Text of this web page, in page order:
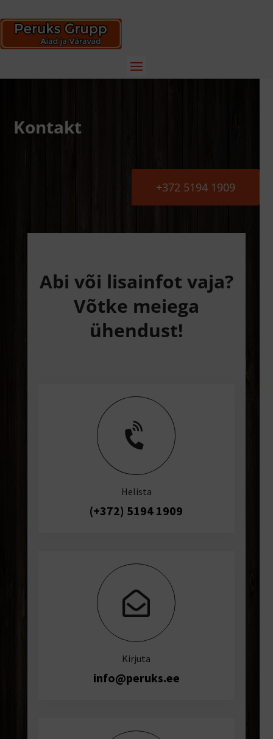
Kontakt
+372 5194 1909
Abi või lisainfot vaja?
Võtke meiega
ühendust!

Helista
(+372) 5194 1909

Kirjuta
info@peruks.ee